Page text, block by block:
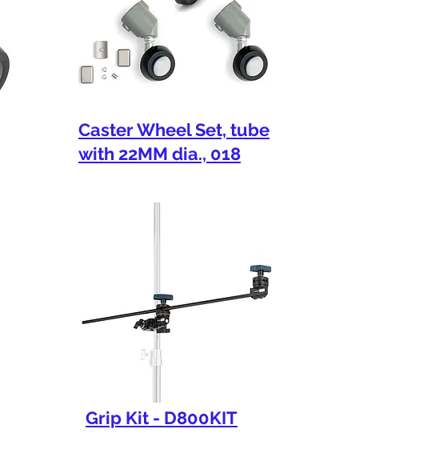
Caster Wheel Set, tube
with 22MM dia., 018
Grip Kit - D800KIT